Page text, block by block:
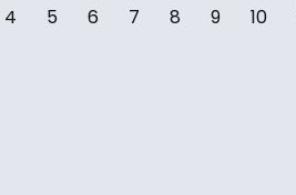
4 5 6 7 8 9 10